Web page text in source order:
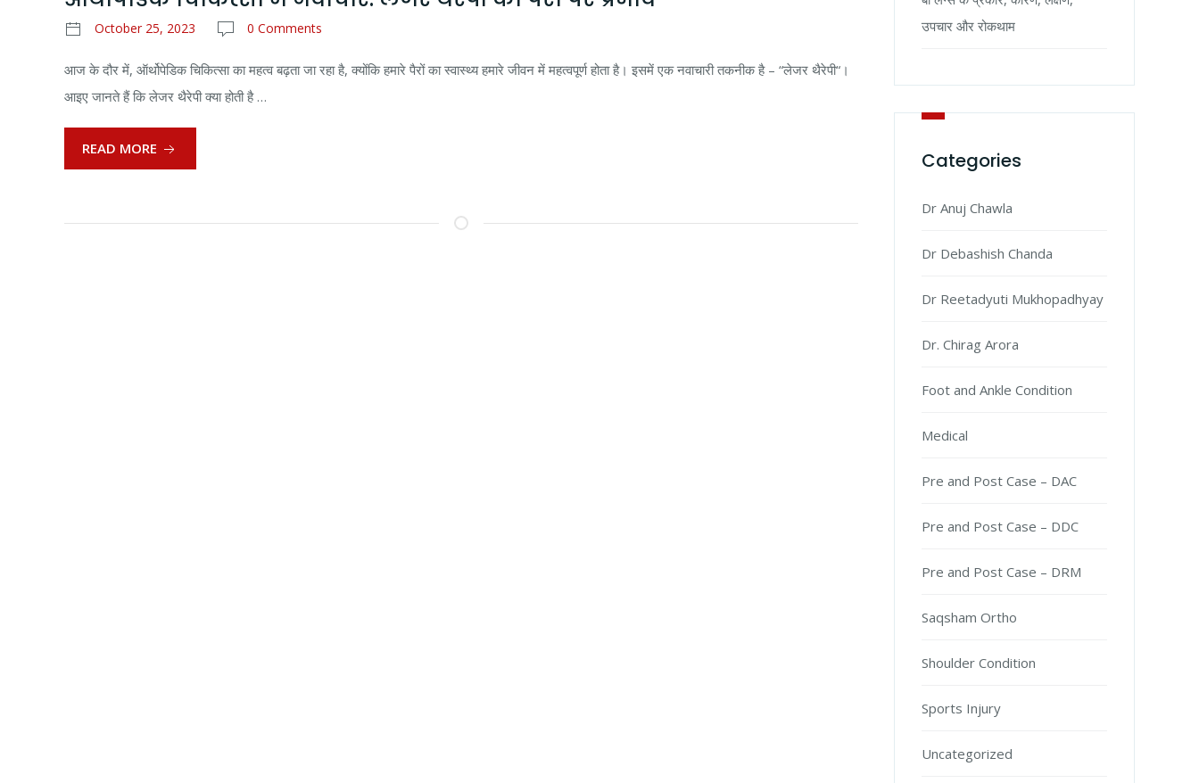
October 25, 2023 0 Comments
आज के दौर में, ऑर्थोपेडिक चिकित्सा का महत्व बढ़ता जा रहा है, क्योंकि हमारे पैरों का स्वास्थ्य हमारे जीवन में महत्वपूर्ण होता है। इसमें एक नवाचारी तकनीक है – “लेजर थैरेपी“।
आइए जानते हैं कि लेजर थैरेपी क्या होती है …
READ MORE
उपचार और रोकथाम
Categories
Dr Anuj Chawla
Dr Debashish Chanda
Dr Reetadyuti Mukhopadhyay
Dr. Chirag Arora
Foot and Ankle Condition
Medical
Pre and Post Case – DAC
Pre and Post Case – DDC
Pre and Post Case – DRM
Saqsham Ortho
Shoulder Condition
Sports Injury
Uncategorized